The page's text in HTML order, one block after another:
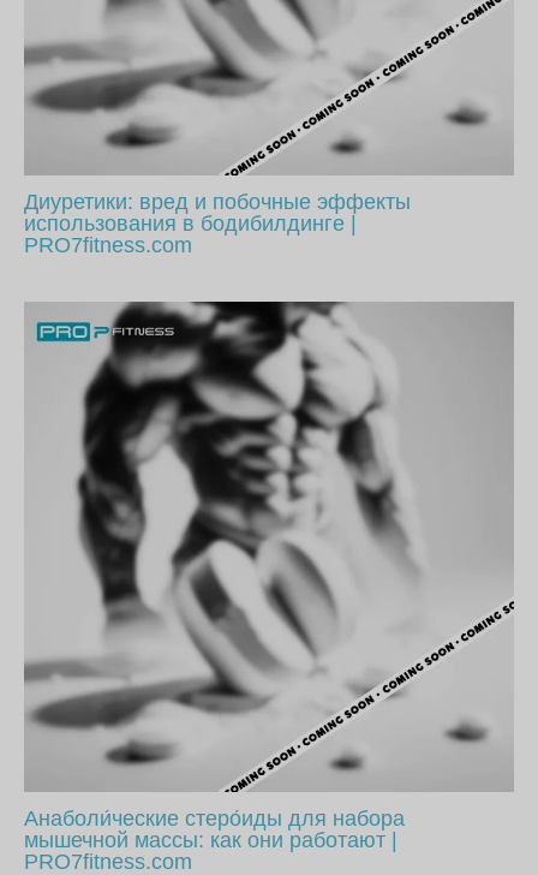
Диуретики: вред и побочные эффекты
использования в бодибилдинге |
PRO7fitness.com
Анаболи́ческие стеро́иды для набора
мышечной массы: как они работают |
PRO7fitness.com